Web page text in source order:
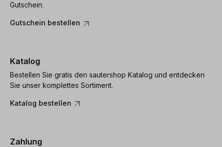
Gutschein.
Gutschein bestellen
Katalog
Bestellen Sie gratis den sautershop Katalog und entdecken
Sie unser komplettes Sortiment.
Katalog bestellen
Zahlung